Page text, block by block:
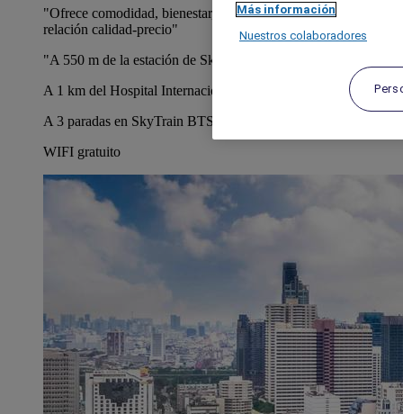
"Ofrece comodidad, bienestar, servicio cordial y buena
relación calidad-precio"
"A 550 m de la estación de Skytrain BTS de Nana"
A 1 km del Hospital Internacional de Bumrungrad
A 3 paradas en SkyTrain BTS desde Siam Paragon
WIFI gratuito
Más información
Nuestros colaboradores